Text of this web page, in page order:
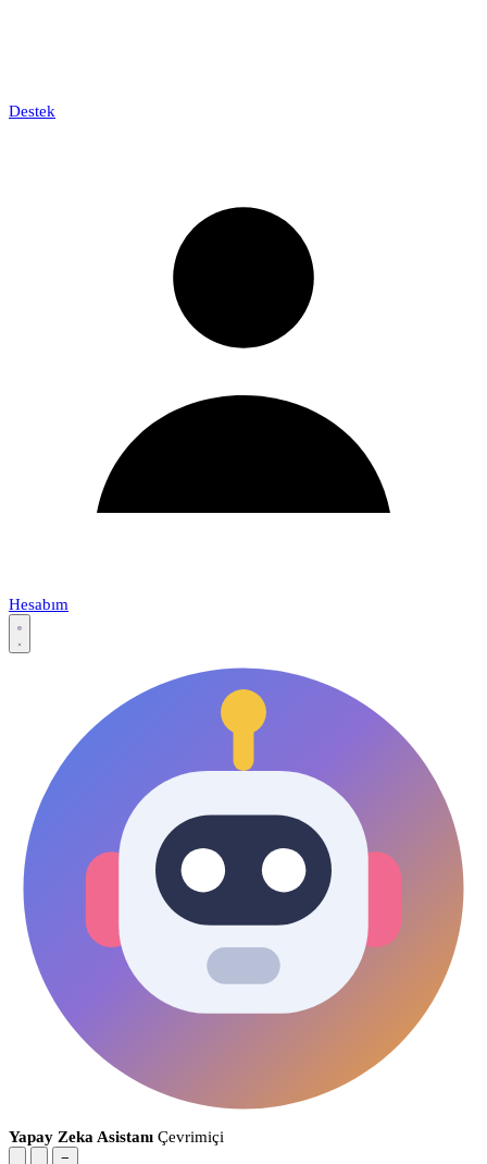
Destek
Hesabım
Yapay Zeka Asistanı Çevrimiçi
−